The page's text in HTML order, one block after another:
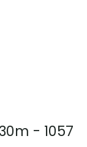
- 1057